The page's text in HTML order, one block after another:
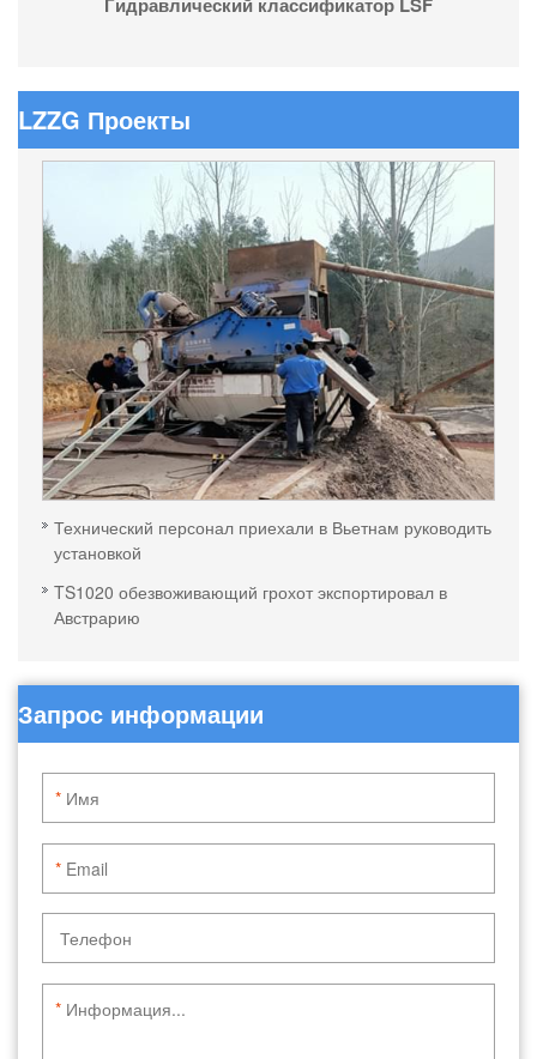
LZZG Проекты
Технический персонал приехали в Вьетнам руководить
установкой
TS1020 обезвоживающий грохот экспортировал в
Австрарию
Запрос информации
*
*
*